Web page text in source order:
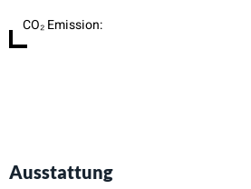
CO₂ Emission:
Ausstattung